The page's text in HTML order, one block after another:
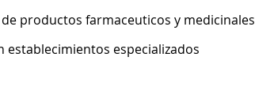
productos farmaceuticos y medicinales
especializados